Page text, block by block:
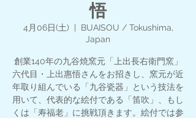
悟
4月06日(土)
BUAISOU / Tokushima,
Japan
創業140年の九谷焼窯元「上出長右衛門窯」
六代目・上出惠悟さんをお招きし、窯元が近
年取り組んでいる「九谷瓷器」という技法を
用いて、代表的な絵付である「笛吹」、もし
くは「寿福老」に挑戦頂きます。絵付では参